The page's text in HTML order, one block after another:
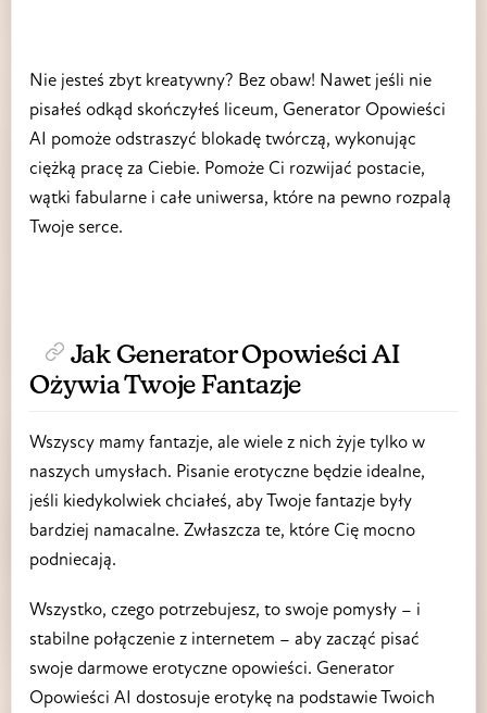
Nie jesteś zbyt kreatywny? Bez obaw! Nawet jeśli nie
pisałeś odkąd skończyłeś liceum, Generator Opowieści
AI pomoże odstraszyć blokadę twórczą, wykonując
ciężką pracę za Ciebie. Pomoże Ci rozwijać postacie,
wątki fabularne i całe uniwersa, które na pewno rozpalą
Twoje serce.
Jak Generator Opowieści AI
Ożywia Twoje Fantazje
Wszyscy mamy fantazje, ale wiele z nich żyje tylko w
naszych umysłach. Pisanie erotyczne będzie idealne,
jeśli kiedykolwiek chciałeś, aby Twoje fantazje były
bardziej namacalne. Zwłaszcza te, które Cię mocno
podniecają.
Wszystko, czego potrzebujesz, to swoje pomysły – i
stabilne połączenie z internetem – aby zacząć pisać
swoje darmowe erotyczne opowieści. Generator
Opowieści AI dostosuje erotykę na podstawie Twoich